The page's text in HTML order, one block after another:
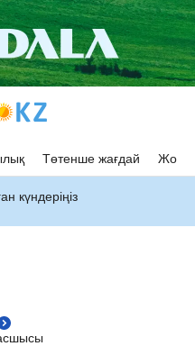
Төтенше жағдай Жол
күндеріңіз